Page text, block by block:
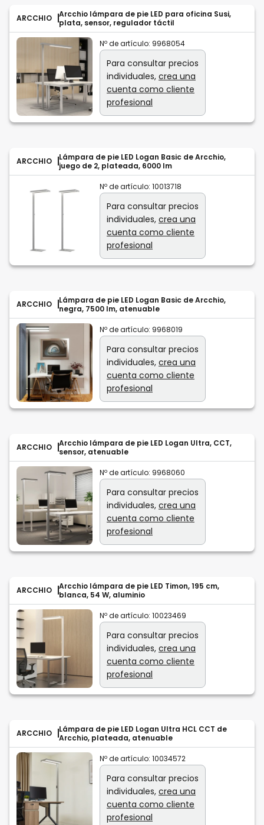
ARCCHIO
Arcchio lámpara de pie LED para oficina Susi,
plata, sensor, regulador táctil
Nº de artículo: 9968054
Para consultar precios
individuales, crea una
cuenta como cliente
profesional
ARCCHIO
Lámpara de pie LED Logan Basic de Arcchio,
juego de 2, plateada, 6000 lm
Nº de artículo: 10013718
Para consultar precios
individuales, crea una
cuenta como cliente
profesional
ARCCHIO
Lámpara de pie LED Logan Basic de Arcchio,
negra, 7500 lm, atenuable
Nº de artículo: 9968019
Para consultar precios
individuales, crea una
cuenta como cliente
profesional
ARCCHIO
Arcchio lámpara de pie LED Logan Ultra, CCT,
sensor, atenuable
Nº de artículo: 9968060
Para consultar precios
individuales, crea una
cuenta como cliente
profesional
ARCCHIO
Arcchio lámpara de pie LED Timon, 195 cm,
blanca, 54 W, aluminio
Nº de artículo: 10023469
Para consultar precios
individuales, crea una
cuenta como cliente
profesional
ARCCHIO
Lámpara de pie LED Logan Ultra HCL CCT de
Arcchio, plateada, atenuable
Nº de artículo: 10034572
Para consultar precios
individuales, crea una
cuenta como cliente
profesional